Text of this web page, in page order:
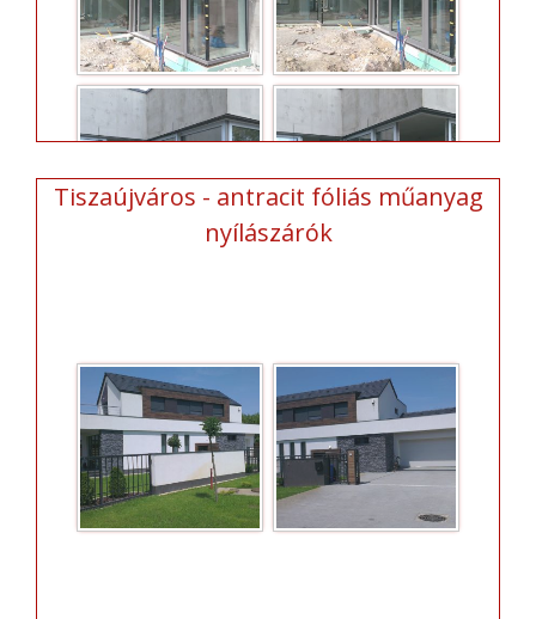
Tiszaújváros - antracit fóliás műanyag
nyílászárók